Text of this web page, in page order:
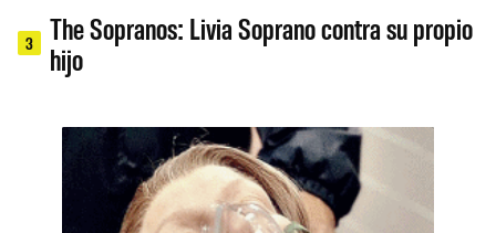
3
The Sopranos: Livia Soprano contra su propio
hijo